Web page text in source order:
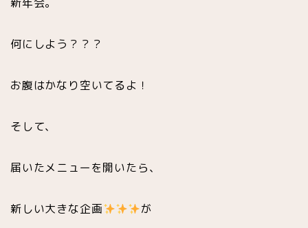
新年会。
何にしよう？？？
お腹はかなり空いてるよ！
そして、
届いたメニューを開いたら、
新しい大きな企画 が